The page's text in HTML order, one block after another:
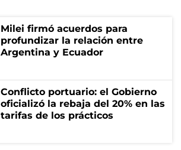
Milei firmó acuerdos para
profundizar la relación entre
Argentina y Ecuador
Conflicto portuario: el Gobierno
oficializó la rebaja del 20% en las
tarifas de los prácticos